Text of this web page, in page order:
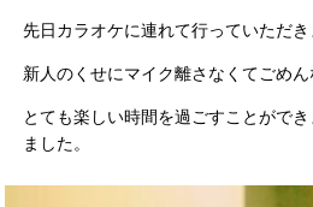
先日カラオケに連れて行っていただき
新人のくせにマイク離さなくてごめん
とても楽しい時間を過ごすことがで
ました。